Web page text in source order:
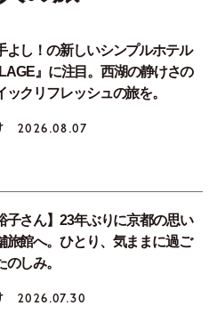
よし！の新しいシンプルホテル
』に注目。西湖の静けさの
ックリフレッシュの旅を。
2026.08.07
子さん】23年ぶりに京都の思い
旅館へ。ひとり、気ままに過ご
しみ。
2026.07.30